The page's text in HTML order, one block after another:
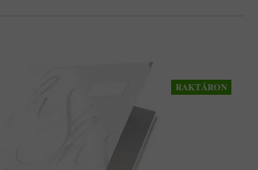
RAKTÁRON